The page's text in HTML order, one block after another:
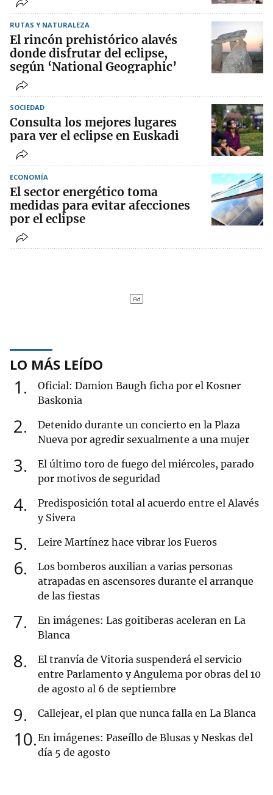
RUTAS Y NATURALEZA
El rincón prehistórico alavés
donde disfrutar del eclipse,
según ‘National Geographic’
SOCIEDAD
Consulta los mejores lugares
para ver el eclipse en Euskadi
ECONOMÍA
El sector energético toma
medidas para evitar afecciones
por el eclipse
LO MÁS LEÍDO
1
Oficial: Damion Baugh ficha por el Kosner
Baskonia
2
Detenido durante un concierto en la Plaza
Nueva por agredir sexualmente a una mujer
3
El último toro de fuego del miércoles, parado
por motivos de seguridad
4
Predisposición total al acuerdo entre el Alavés
y Sivera
5 Leire Martínez hace vibrar los Fueros
6
Los bomberos auxilian a varias personas
atrapadas en ascensores durante el arranque
de las fiestas
7
En imágenes: Las goitiberas aceleran en La
Blanca
8
El tranvía de Vitoria suspenderá el servicio
entre Parlamento y Angulema por obras del 10
de agosto al 6 de septiembre
9 Callejear, el plan que nunca falla en La Blanca
10 En imágenes: Paseíllo de Blusas y Neskas del
día 5 de agosto